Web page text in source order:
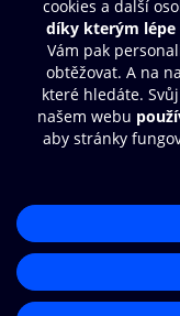
Moje O2 Knihovna
Další zábava
© O2 Czech Republic
Zásady zpracování
Nastavení cookies